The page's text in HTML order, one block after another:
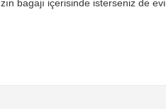
bagajı içerisinde isterseniz de